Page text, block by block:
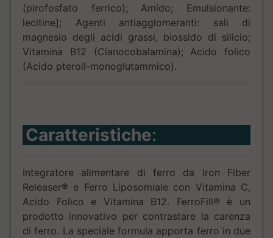
(pirofosfato ferrico); Amido; Emulsionante:
lecitine]; Agenti antiagglomeranti: sali di
magnesio degli acidi grassi, biossido di silicio;
Vitamina B12 (Cianocobalamina); Acido folico
(Acido pteroil-monoglutammico).
Caratteristiche:
Integratore alimentare di ferro da Iron Fiber
Releaser® e Ferro Liposomiale con Vitamina C,
Acido Folico e Vitamina B12. FerroFill® è un
prodotto innovativo per contrastare la carenza
di ferro. La speciale formula apporta ferro in due